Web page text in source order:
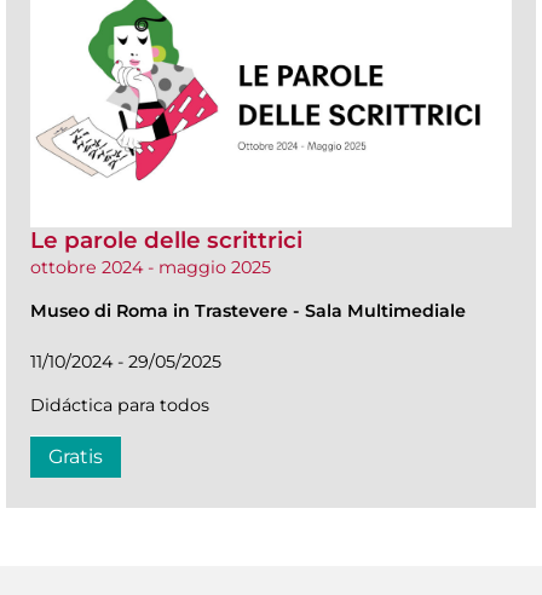
Le parole delle scrittrici
ottobre 2024 - maggio 2025
Museo di Roma in Trastevere - Sala Multimediale
11/10/2024 - 29/05/2025
Didáctica para todos
Gratis